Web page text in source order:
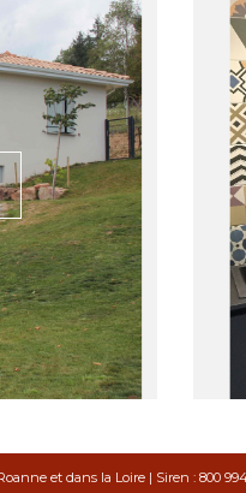
et dans la Loire | Siren : 800